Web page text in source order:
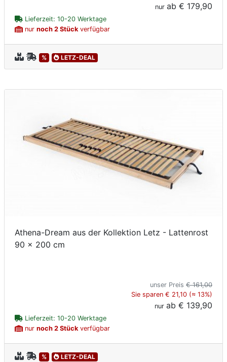
nur ab € 179,90
Lieferzeit: 10-20 Werktage
nur noch 2 Stückverfügbar
% LETZ-DEAL
Athena-Dream aus der Kollektion Letz - Lattenrost
90 x 200 cm
unser Preis € 161,00
Sie sparen € 21,10 (≈ 13%)
nur ab € 139,90
Lieferzeit: 10-20 Werktage
nur noch 2 Stückverfügbar
% LETZ-DEAL